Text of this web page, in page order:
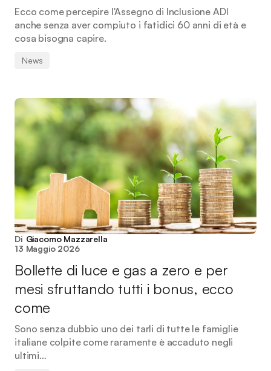
Ecco come percepire l'Assegno di Inclusione ADI
anche senza aver compiuto i fatidici 60 anni di età e
cosa bisogna capire.
News
Di Giacomo Mazzarella
13 Maggio 2026
Bollette di luce e gas a zero e per
mesi sfruttando tutti i bonus, ecco
come
Sono senza dubbio uno dei tarli di tutte le famiglie
italiane colpite come raramente è accaduto negli
ultimi…